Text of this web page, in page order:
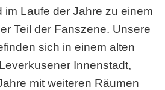
im Laufe der Jahre zu einem
Teil der Fanszene. Unsere
sich in einem alten
Innenstadt,
mit weiteren Räumen